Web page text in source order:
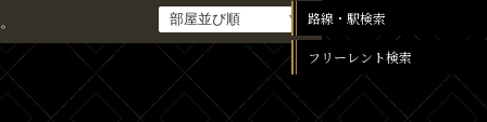
路線・駅検索
フリーレント検索